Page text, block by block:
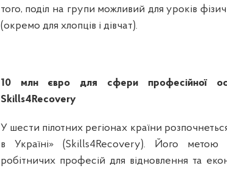
того, поділ на групи можливий для уроків
(окремо для хлопців і дівчат).
10 млн євро для сфери професійної
Skills4Recovery
У шести пілотних регіонах країни
в Україні» (Skills4Recovery). Його метою
робітничих професій для відновлення та